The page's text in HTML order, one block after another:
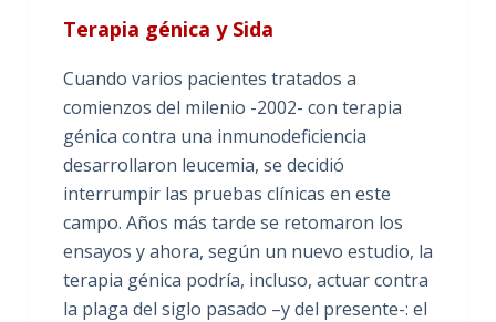
Terapia génica y Sida
Cuando varios pacientes tratados a
comienzos del milenio -2002- con terapia
génica contra una inmunodeficiencia
desarrollaron leucemia, se decidió
interrumpir las pruebas clínicas en este
campo. Años más tarde se retomaron los
ensayos y ahora, según un nuevo estudio, la
terapia génica podría, incluso, actuar contra
la plaga del siglo pasado –y del presente-: el